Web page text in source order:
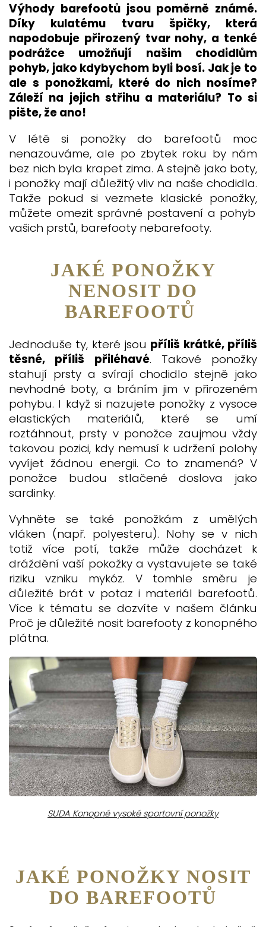
Výhody barefootů jsou poměrně známé.
Díky kulatému tvaru špičky, která
napodobuje přirozený tvar nohy, a tenké
podrážce umožňují našim chodidlům
pohyb, jako kdybychom byli bosí. Jak je to
ale s ponožkami, které do nich nosíme?
Záleží na jejich střihu a materiálu? To si
pište, že ano!
V létě si ponožky do barefootů moc
nenazouváme, ale po zbytek roku by nám
bez nich byla krapet zima. A stejně jako boty,
i ponožky mají důležitý vliv na naše chodidla.
Takže pokud si vezmete klasické ponožky,
můžete omezit správné postavení a pohyb
vašich prstů, barefooty nebarefooty.
JAKÉ PONOŽKY
NENOSIT DO
BAREFOOTŮ
Jednoduše ty, které jsou příliš krátké, příliš
těsné, příliš přiléhavé. Takové ponožky
stahují prsty a svírají chodidlo stejně jako
nevhodné boty, a bráním jim v přirozeném
pohybu. I když si nazujete ponožky z vysoce
elastických materiálů, které se umí
roztáhnout, prsty v ponožce zaujmou vždy
takovou pozici, kdy nemusí k udržení polohy
vyvíjet žádnou energii. Co to znamená? V
ponožce budou stlačené doslova jako
sardinky.
Vyhněte se také ponožkám z umělých
vláken (např. polyesteru). Nohy se v nich
totiž více potí, takže může docházet k
dráždění vaší pokožky a vystavujete se také
riziku vzniku mykóz. V tomhle směru je
důležité brát v potaz i materiál barefootů.
Více k tématu se dozvíte v našem článku
Proč je důležité nosit barefooty z konopného
plátna.
SUDA Konopné vysoké sportovní ponožky
JAKÉ PONOŽKY NOSIT
DO BAREFOOTŮ